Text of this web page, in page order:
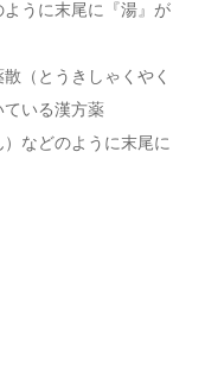
ように末尾に『湯』が
（とうきしゃくやく
ている漢方薬
などのように末尾に